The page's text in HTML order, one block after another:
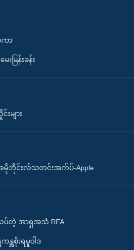
ကာ
မြန်းခန်း
များ
မိုဘိုင်းလ်သတင်းအက်ပ်-Apple
တဲ့ အာရှအသံ RFA
န္အစိုးရမူဝါဒ